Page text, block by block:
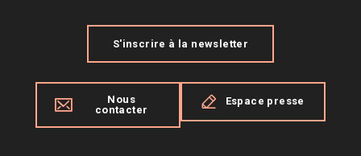
S'inscrire à la newsletter
Nous
contacter
Espace presse